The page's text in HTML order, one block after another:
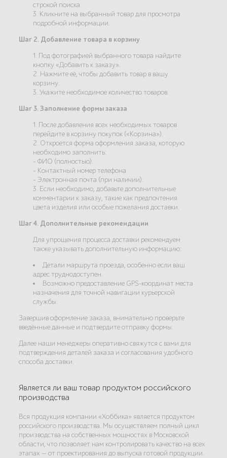
строкой поиска.
3. Кликните на выбранный товар для просмотра
подробной информации.
Шаг 2. Добавление товара в корзину
1. Под фотографией выбранного товара найдите
кнопку «Добавить к заказу».
2. Нажмите её, чтобы добавить товар в вашу
корзину.
3. Укажите необходимое количество товаров.
Шаг 3. Заполнение формы заказа
1. После добавления всех необходимых товаров
перейдите в корзину покупок («Корзина»).
2. Откроется форма оформления заказа, которую
необходимо заполнить:
- ФИО (полностью).
- Контактный номер телефона.
- Электронная почта (при наличии).
3. Если необходимо, добавьте дополнительные
комментарии к заказу, такие как предпочтения
цвета изделия или особые пожелания доставки.
Шаг 4. Дополнительные рекомендации
Для упрощения процесса доставки рекомендуем
также указывать дополнительную информацию:
Детали маршрута проезда, особенно если ваш
адрес труднодоступен.
Возможно предоставление GPS-координат места
назначения для точной навигации курьерской
службы.
Завершив оформление заказа, внимательно проверьте
введённые данные и подтвердите отправку формы.
Далее наши менеджеры оперативно свяжутся с вами для
подтверждения деталей заказа и согласования удобного
способа доставки.
Является ли ваш товар продуктом российского
производства
Вся продукция компании «Хоббика» является продуктом
российского производства. Мы осуществляем полный цикл
производства на собственных мощностях в Московской
области, что позволяет нам контролировать качество на всех
этапах — от проектирования до выпуска готовой продукции.